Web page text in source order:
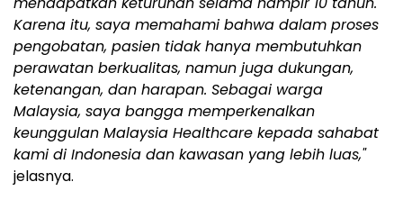
Karena itu, saya memahami bahwa dalam proses
pengobatan, pasien tidak hanya membutuhkan
perawatan berkualitas, namun juga dukungan,
ketenangan, dan harapan. Sebagai warga
Malaysia, saya bangga memperkenalkan
keunggulan Malaysia Healthcare kepada sahabat
kami di Indonesia dan kawasan yang lebih luas,"
jelasnya.